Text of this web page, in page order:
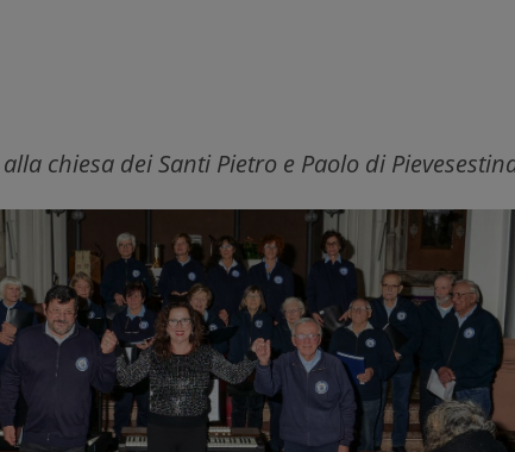
chiesa dei Santi Pietro e Paolo di